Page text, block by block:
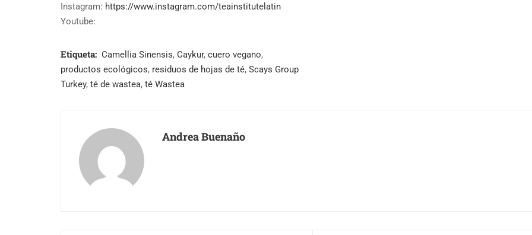
Instagram: https://www.instagram.com/teainstitutelatin
Youtube:
Etiqueta: Camellia Sinensis, Caykur, cuero vegano,
productos ecológicos, residuos de hojas de té, Scays Group
Turkey, té de wastea, té Wastea
Andrea Buenaño